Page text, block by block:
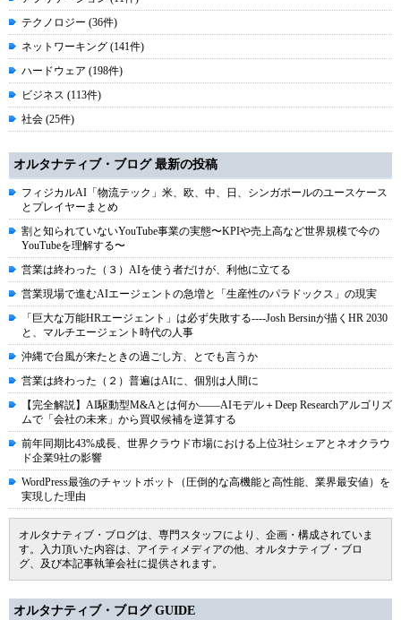
テクノロジー (36件)
ネットワーキング (141件)
ハードウェア (198件)
ビジネス (113件)
社会 (25件)
オルタナティブ・ブログ 最新の投稿
フィジカルAI「物流テック」米、欧、中、日、シンガポールのユースケース
とプレイヤーまとめ
割と知られていないYouTube事業の実態〜KPIや売上高など世界規模で今の
YouTubeを理解する〜
営業は終わった（３）AIを使う者だけが、利他に立てる
営業現場で進むAIエージェントの急増と「生産性のパラドックス」の現実
「巨大な万能HRエージェント」は必ず失敗する----Josh Bersinが描くHR 2030
と、マルチエージェント時代の人事
沖縄で台風が来たときの過ごし方、とでも言うか
営業は終わった（２）普遍はAIに、個別は人間に
【完全解説】AI駆動型M&Aとは何か――AIモデル＋Deep Researchアルゴリズ
ムで「会社の未来」から買収候補を逆算する
前年同期比43%成長、世界クラウド市場における上位3社シェアとネオクラウ
ド企業9社の影響
WordPress最強のチャットボット（圧倒的な高機能と高性能、業界最安値）を
実現した理由
オルタナティブ・ブログは、専門スタッフにより、企画・構成されていま
す。入力頂いた内容は、アイティメディアの他、オルタナティブ・ブロ
グ、及び本記事執筆会社に提供されます。
オルタナティブ・ブログ GUIDE